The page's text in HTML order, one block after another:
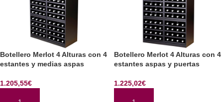
Botellero Merlot 4 Alturas con 4
estantes y medias aspas
1.205,55€
Botellero Merlot 4 Alturas con 4
estantes aspas y puertas
1.225,02€